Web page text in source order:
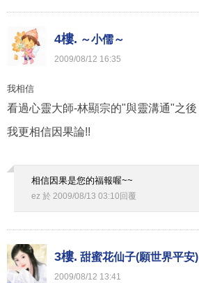
4樓. ～小儒～
2009/08/12 16:35
我相信
看過心靈大師-林顯宗的"與靈溝通"之後
我更相信因果論!!
相信因果是您的福報喔~~
ez 於 2009/08/13 03:10 回覆
3樓. 甜蜜花仙子(願世界平安)
2009/08/12 13:41